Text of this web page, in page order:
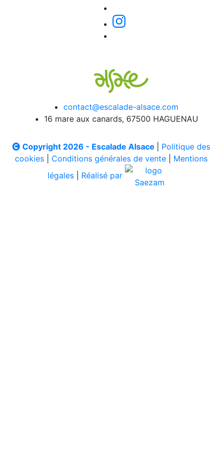
contact@escalade-alsace.com
16 mare aux canards, 67500 HAGUENAU
Copyright 2026 - Escalade Alsace
Politique des
cookies| Conditions générales de vente| Mentions
légales
Réalisé par